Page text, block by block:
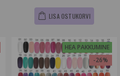
LISA OSTUKORVI
HEA PAKKUMINE
-26%